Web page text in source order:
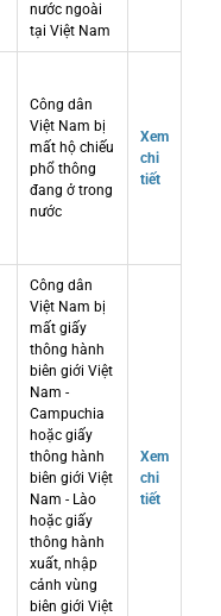
nước ngoài
tại Việt Nam
Công dân
Việt Nam bị
mất hộ chiếu
phổ thông
đang ở trong
nước
Xem
chi
tiết
Công dân
Việt Nam bị
mất giấy
thông hành
biên giới Việt
Nam -
Campuchia
hoặc giấy
thông hành
biên giới Việt
Nam - Lào
hoặc giấy
thông hành
xuất, nhập
cảnh vùng
biên giới Việt
Xem
chi
tiết